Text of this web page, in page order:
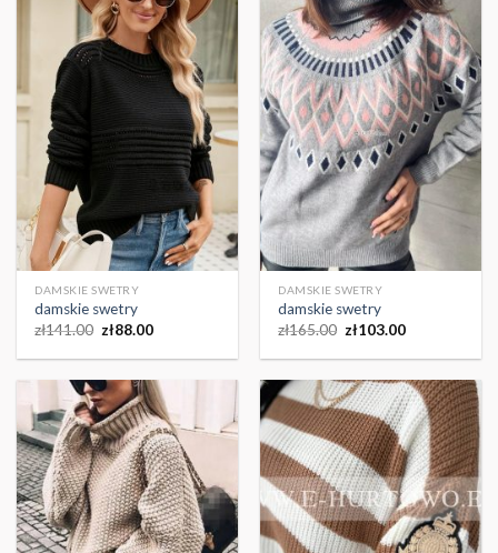
DAMSKIE SWETRY
damskie swetry
zł141.00 zł88.00
DAMSKIE SWETRY
damskie swetry
zł165.00 zł103.00